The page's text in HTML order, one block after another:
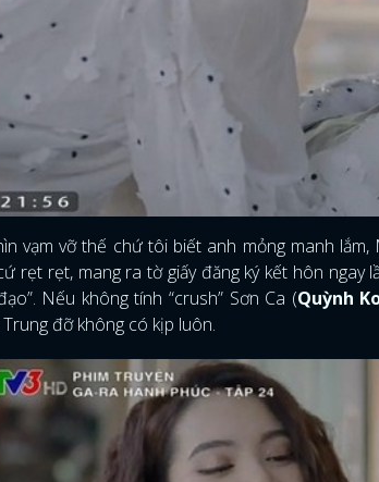
vạm vỡ thế chứ tôi biết anh mỏng manh
rẹt rẹt, mang ra tờ giấy đăng ký kết hôn
Nếu không tính “crush” Sơn Ca (Quỳnh
đỡ không có kịp luôn.